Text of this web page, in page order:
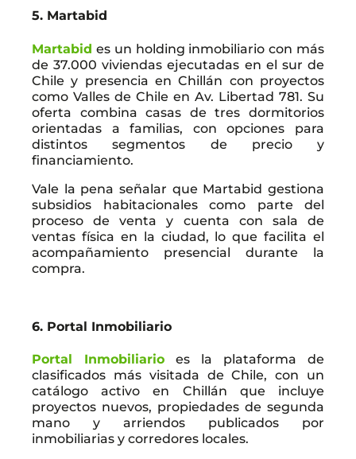
5. Martabid
Martabid es un holding inmobiliario con más
de 37.000 viviendas ejecutadas en el sur de
Chile y presencia en Chillán con proyectos
como Valles de Chile en Av. Libertad 781. Su
oferta combina casas de tres dormitorios
orientadas a familias, con opciones para
distintos segmentos de precio y
financiamiento.
Vale la pena señalar que Martabid gestiona
subsidios habitacionales como parte del
proceso de venta y cuenta con sala de
ventas física en la ciudad, lo que facilita el
acompañamiento presencial durante la
compra.
6. Portal Inmobiliario
Portal Inmobiliario es la plataforma de
clasificados más visitada de Chile, con un
catálogo activo en Chillán que incluye
proyectos nuevos, propiedades de segunda
mano y arriendos publicados por
inmobiliarias y corredores locales.